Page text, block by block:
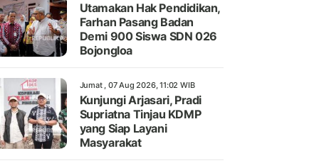
Utamakan Hak Pendidikan,
Farhan Pasang Badan
Demi 900 Siswa SDN 026
Bojongloa
Jumat , 07 Aug 2026, 11:02 WIB
Kunjungi Arjasari, Pradi
Supriatna Tinjau KDMP
yang Siap Layani
Masyarakat